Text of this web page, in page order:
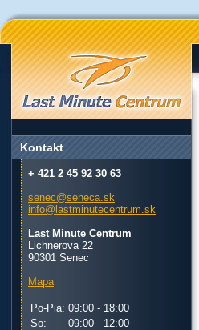
Kontakt
+ 421 2 45 92 30 63
senec@seneca.sk
info@lastminutecentrum.sk
Last Minute Centrum
Lichnerova 22
90301 Senec
Mapa
Po-Pia: 09:00 - 18:00
So:
09:00 - 12:00